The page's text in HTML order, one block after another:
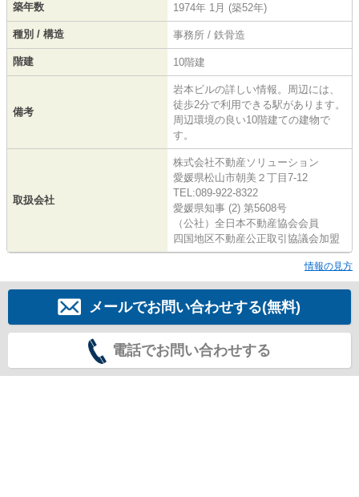
築年数 1974年 1月 (築52年)
種別 / 構造 事務所 / 鉄骨造
階建 10階建
備考
岩本ビルの詳しい情報。周辺には、
徒歩2分で利用できる駅があります。
周辺環境の良い10階建ての建物で
す。
取扱会社
株式会社不動産ソリューション
愛媛県松山市朝美２丁目7-12
TEL:089-922-8322
愛媛県知事 (2) 第5608号
（公社）全日本不動産協会会員
四国地区不動産公正取引協議会加盟
情報の見方
メールでお問い合わせする(無料)
電話でお問い合わせする